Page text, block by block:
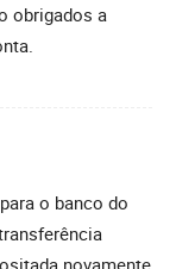
obrigados a
o banco do
novamente